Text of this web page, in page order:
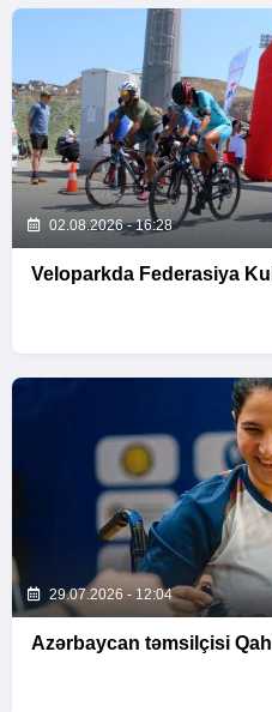
02.08.2026 - 16:28
Veloparkda Federasiya
29.07.2026 - 12:04
Azərbaycan təmsilçisi